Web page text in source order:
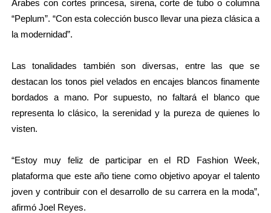
Árabes con cortes princesa, sirena, corte de tubo o columna
“Peplum”. “Con esta colección busco llevar una pieza clásica a
la modernidad”.
Las tonalidades también son diversas, entre las que se
destacan los tonos piel velados en encajes blancos finamente
bordados a mano. Por supuesto, no faltará el blanco que
representa lo clásico, la serenidad y la pureza de quienes lo
visten.
“Estoy muy feliz de participar en el RD Fashion Week,
plataforma que este año tiene como objetivo apoyar el talento
joven y contribuir con el desarrollo de su carrera en la moda”,
afirmó Joel Reyes.